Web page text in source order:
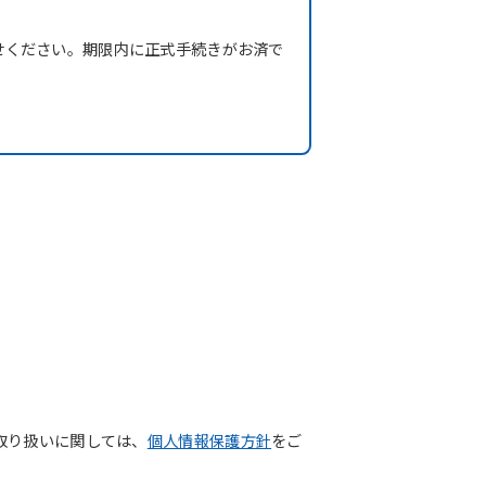
ださい。期限内に正式手続きがお済で
扱いに関しては、 個人情報保護方針をご